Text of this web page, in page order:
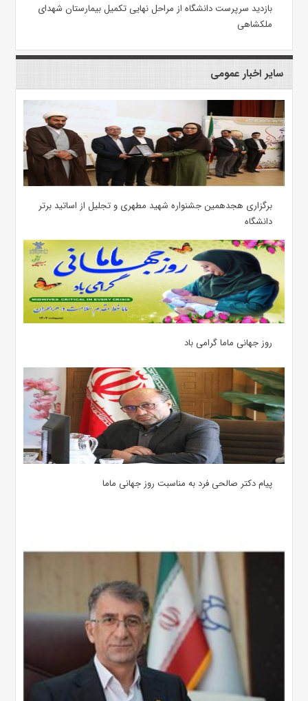
بازدید سرپرست دانشگاه از مراحل نهایی تکمیل بیمارستان شهدای
ملکشاهی
سایر اخبار عمومی
برگزاری هجدهمین جشنواره شهید مطهری و تجلیل از اساتید برتر
دانشگاه
روز جهانی ماما گرامی باد
پیام دکتر صالحی فرد به مناسبت روز جهانی ماما